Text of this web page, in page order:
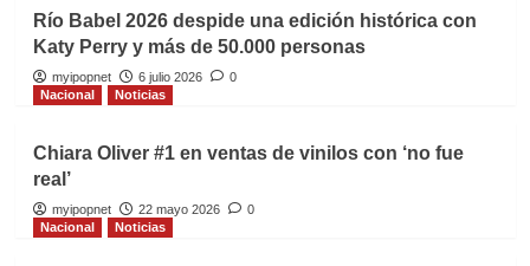
Río Babel 2026 despide una edición histórica con
Katy Perry y más de 50.000 personas
myipopnet 6 julio 2026
0
Nacional
Noticias
Chiara Oliver #1 en ventas de vinilos con ‘no fue
real’
myipopnet 22 mayo 2026
0
Nacional
Noticias